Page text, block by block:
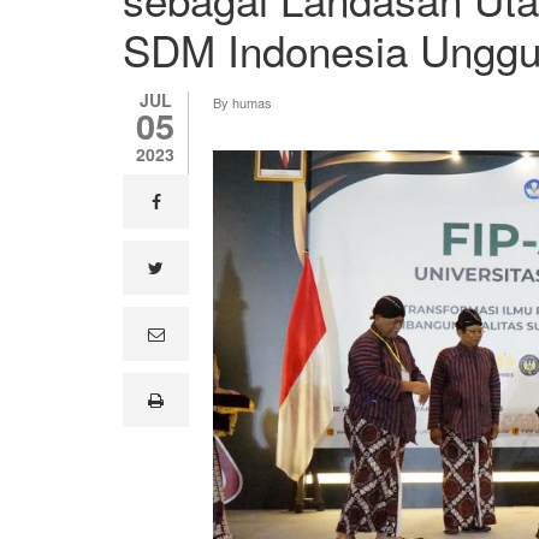
SDM Indonesia
JUL
05
2023
facebook
e
lprint
By humas